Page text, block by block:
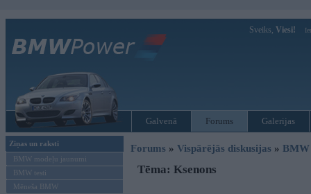
Sveiks, Viesi!
Galvenā Forums Galerijas
Ziņas un raksti
BMW modeļu jaunumi
BMW testi
Mēneša BMW
Forums » Vispārējās diskusijas » BMW
Tēma: Ksenons